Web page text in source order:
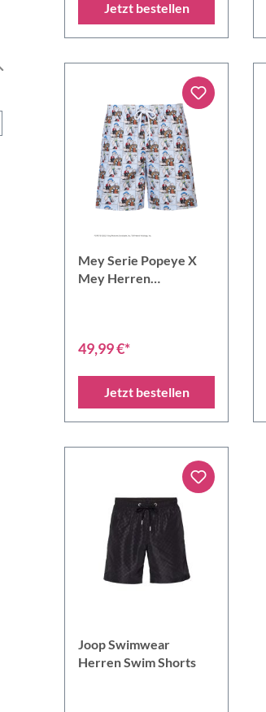
Jetzt bestellen
Mey Serie Popeye X
Mey Herren
49,99 €*
Jetzt bestellen
Joop Swimwear
Herren Swim Shorts